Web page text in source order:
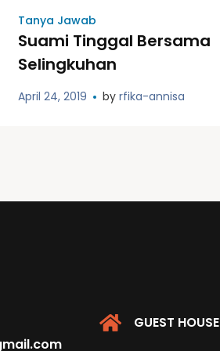
Tanya Jawab
Suami Tinggal Bersama
Selingkuhan
April 24, 2019 by rfika-annisa
GUEST HOUSE